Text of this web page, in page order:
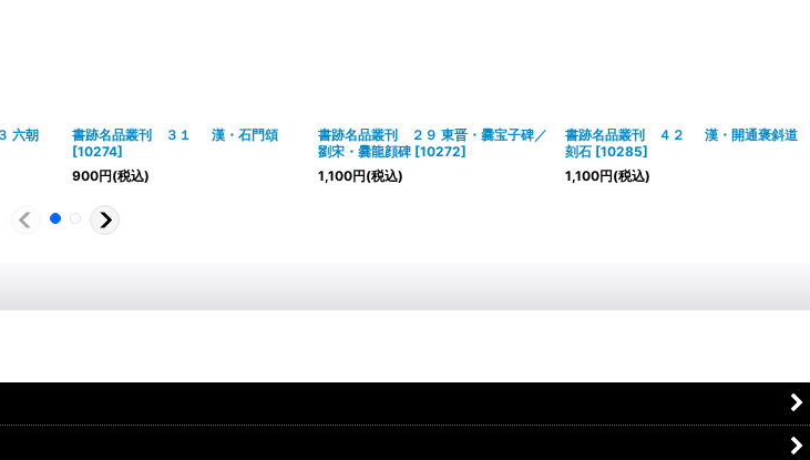
六朝
書跡名品叢刊 ３１ 漢・石門頌
[10274]
900円(税込)
書跡名品叢刊 ２９ 東晋・爨宝子碑／
劉宋・爨龍顔碑 [10272]
1,100円(税込)
書跡名品叢刊 ４２ 漢・開通褒斜道
刻石 [10285]
1,100円(税込)